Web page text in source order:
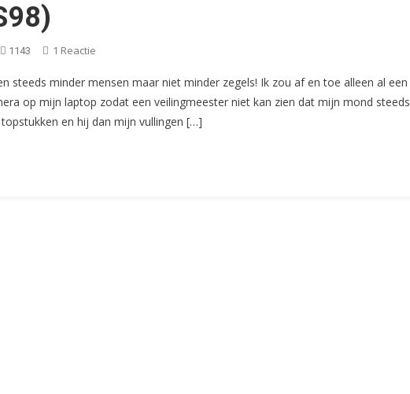
1143 1 Reactie
Aangifte
(CS98)
steeds minder mensen maar niet minder zegels! Ik zou af en toe alleen al een
op mijn laptop zodat een veilingmeester niet kan zien dat mijn mond steeds
en hij dan mijn vullingen […]